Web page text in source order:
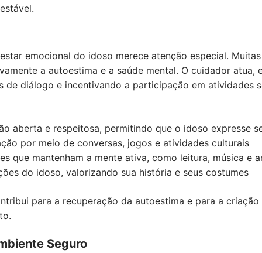
emocional do idoso merece atenção especial.
a autoestima e a saúde mental. O cuidador atua,
de diálogo e incentivando a participação em atividades
aberta e respeitosa, permitindo que o idoso expresse
por meio de conversas, jogos e atividades culturais
que mantenham a mente ativa, como leitura, música e
do idoso, valorizando sua história e seus costumes
para a recuperação da autoestima e para a
Seguro